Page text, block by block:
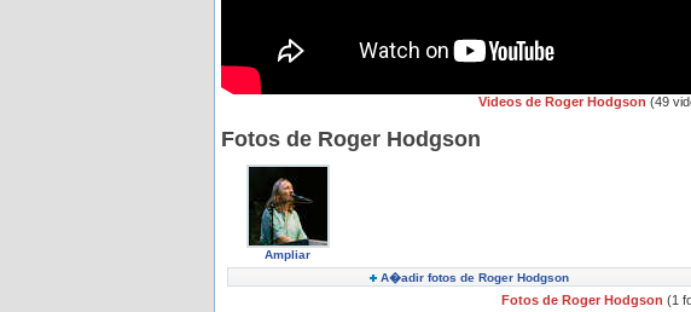
Videos de Roger Hodgson (49
Fotos de Roger Hodgson
Ampliar
A�adir fotos de Roger Hodgson
Fotos de Roger Hodgson (1